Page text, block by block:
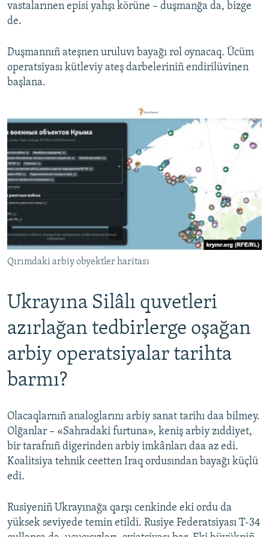
vastalarınen episi yahşı körüne – duşmanğa da, bizge
de.
Duşmannıñ ateşnen uruluvı bayağı rol oynacaq. Ücüm
operatsiyası kütleviy ateş darbeleriniñ endirilüvinen
başlana.
Qırımdaki arbiy obyektler haritası
Ukrayına Silâlı quvetleri
azırlağan tedbirlerge oşağan
arbiy operatsiyalar tarihta
barmı?
Olacaqlarnıñ analoglarını arbiy sanat tarihı daa bilmey.
Olğanlar – «Sahradaki furtuna», keniş arbiy zıddiyet,
bir tarafnıñ digerinden arbiy imkânları daa az edi.
Koalitsiya tehnik ceetten Iraq ordusından bayağı küçlü
edi.
Rusiyeniñ Ukrayınağa qarşı cenkinde eki ordu da
yüksek seviyede temin etildi. Rusiye Federatsiyası T-34